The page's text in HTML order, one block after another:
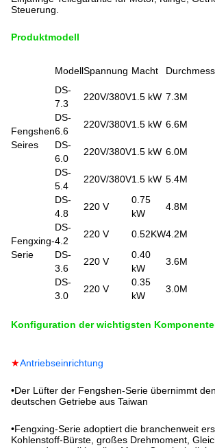
Steuerung.
Produktmodell
ModellSpannung Macht
Fengshen
Seires
DS-
7.3
220V/380V1.5 kW 7.3M
DS-
6.6
220V/380V1.5 kW 6.6M
DS-
6.0
220V/380V1.5 kW 6.0M
DS-
5.4
220V/380V1.5 kW 5.4M
Fengxing-
Serie
DS-
4.8
220 V
0.75
kW
4.8M
DS-
4.2
220 V 0.52KW4.2M
DS-
3.6
220 V
0.40
kW
3.6M
DS-
3.0
220 V
0.35
kW
3.0M
Konfiguration der wichtigsten
★Antriebseinrichtung
•Der Lüfter der Fengshen-Serie übernimmt
deutschen Getriebe aus Taiwan
•Fengxing-Serie adoptiert die branchenweit
Kohlenstoff-Bürste, großes Drehmoment,